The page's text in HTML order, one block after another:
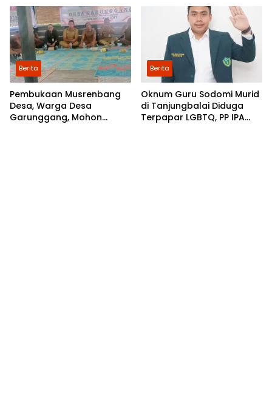
Musrenbang
Berita
Pembukaan Musrenbang
Desa, Warga Desa
Garunggang, Mohon
Berita
Oknum Guru Sodomi Murid
di Tanjungbalai Diduga
Terpapar LGBTQ, PP IPA